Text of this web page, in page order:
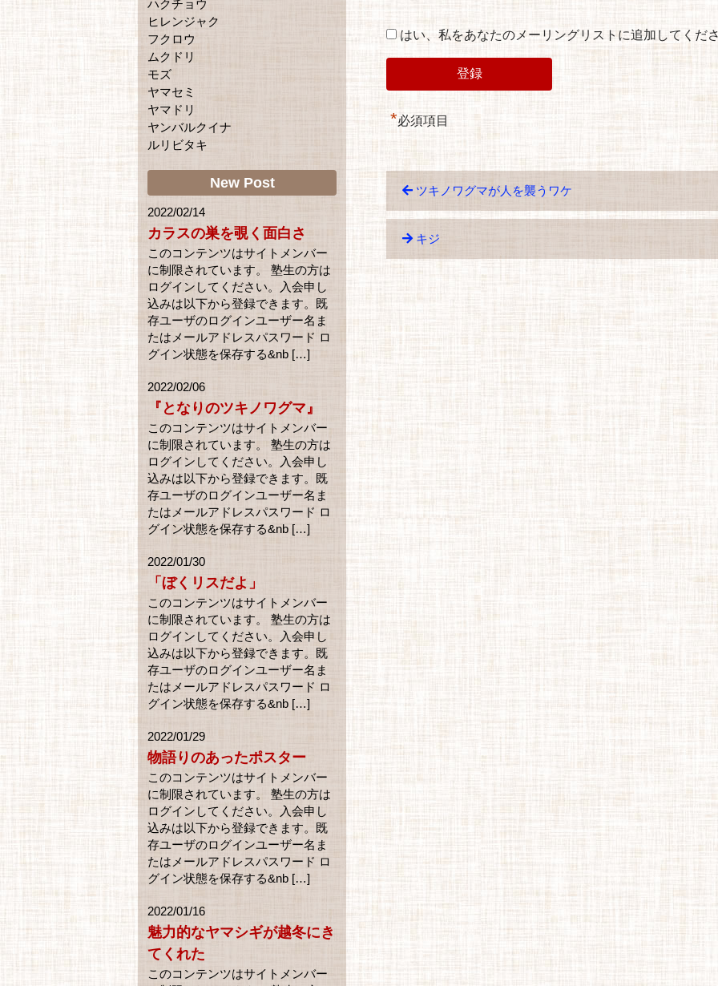
はい、私をあなたのメーリングリストに追加してくだ
*必須項目
ツキノワグマが人を襲うワケ
キジ
ハクチョウ
ヒレンジャク
フクロウ
ムクドリ
モズ
ヤマセミ
ヤマドリ
ヤンバルクイナ
ルリビタキ
New Post
2022/02/14
カラスの巣を覗く面白さ
このコンテンツはサイトメンバー
に制限されています。 塾生の方は
ログインしてください。入会申し
込みは以下から登録できます。既
存ユーザのログインユーザー名ま
たはメールアドレスパスワード ロ
グイン状態を保存する&nb […]
2022/02/06
『となりのツキノワグマ』
このコンテンツはサイトメンバー
に制限されています。 塾生の方は
ログインしてください。入会申し
込みは以下から登録できます。既
存ユーザのログインユーザー名ま
たはメールアドレスパスワード ロ
グイン状態を保存する&nb […]
2022/01/30
「ぼくリスだよ」
このコンテンツはサイトメンバー
に制限されています。 塾生の方は
ログインしてください。入会申し
込みは以下から登録できます。既
存ユーザのログインユーザー名ま
たはメールアドレスパスワード ロ
グイン状態を保存する&nb […]
2022/01/29
物語りのあったポスター
このコンテンツはサイトメンバー
に制限されています。 塾生の方は
ログインしてください。入会申し
込みは以下から登録できます。既
存ユーザのログインユーザー名ま
たはメールアドレスパスワード ロ
グイン状態を保存する&nb […]
2022/01/16
魅力的なヤマシギが越冬にき
てくれた
このコンテンツはサイトメンバー